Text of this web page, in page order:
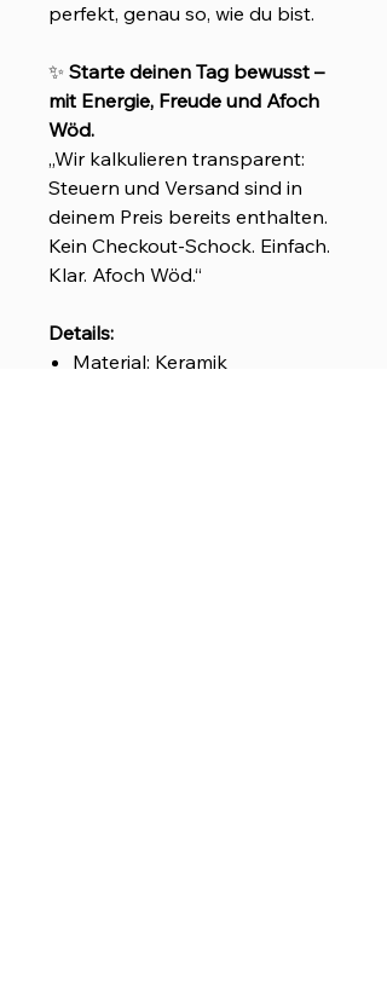
perfekt, genau so, wie du bist.
✨ Starte deinen Tag bewusst –
mit Energie, Freude und Afoch
Wöd.
„Wir kalkulieren transparent:
Steuern und Versand sind in
deinem Preis bereits enthalten.
Kein Checkout-Schock. Einfach.
Klar. Afoch Wöd.“
Details:
Material: Keramik